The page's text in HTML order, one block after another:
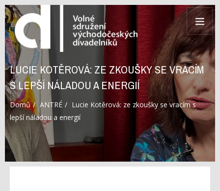
LUCIE KOTĚROVÁ: ZE ZKOUŠKY SE VRACÍM
S LEPŠÍ NÁLADOU A ENERGIÍ
Domů ANTRÉ
Lucie Kotěrová: ze zkoušky se vracím s
lepší náladou a energií